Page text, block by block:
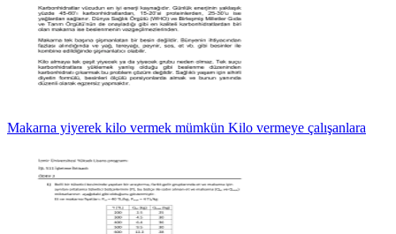
Makarna yiyerek kilo vermek mümkün Kilo vermeye çalışanlara